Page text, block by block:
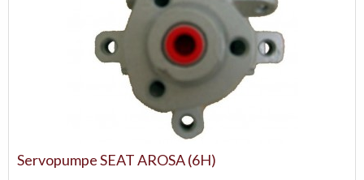
Servopumpe SEAT AROSA (6H)